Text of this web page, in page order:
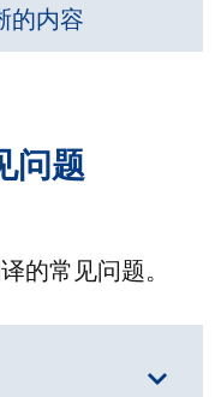
的内容
问题
的常见问题。